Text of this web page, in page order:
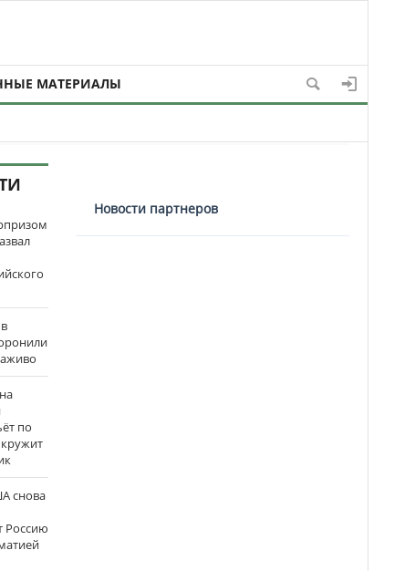
МАТЕРИАЛЫ
по
снова
Россию
Новости партнеров